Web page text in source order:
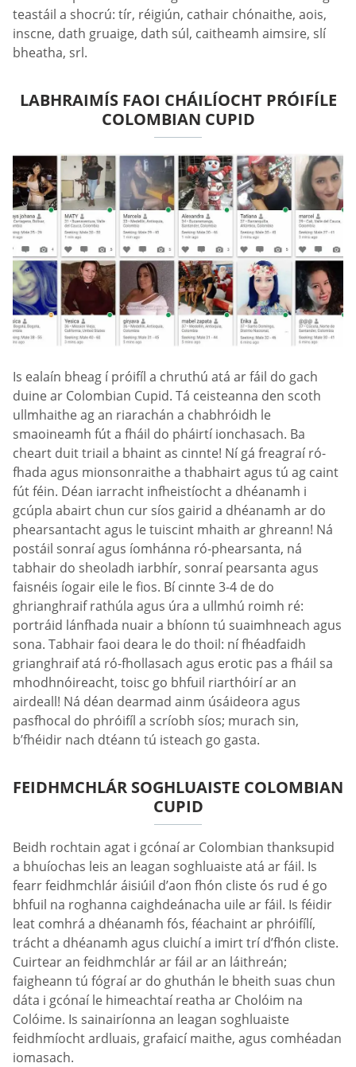
teastáil a shocrú: tír, réigiún, cathair chónaithe, aois,
inscne, dath gruaige, dath súl, caitheamh aimsire, slí
bheatha, srl.
LABHRAIMÍS FAOI CHÁILÍOCHT PRÓIFÍLE
СOLOMBIAN СUPID
Is ealaín bheag í próifíl a chruthú atá ar fáil do gach
duine ar Сolombian Сupid. Tá ceisteanna den scoth
ullmhaithe ag an riarachán a chabhróidh le
smaoineamh fút a fháil do pháirtí ionchasach. Ba
cheart duit triail a bhaint as cinnte! Ní gá freagraí ró-
fhada agus mionsonraithe a thabhairt agus tú ag caint
fút féin. Déan iarracht infheistíocht a dhéanamh i
gcúpla abairt chun cur síos gairid a dhéanamh ar do
phearsantacht agus le tuiscint mhaith ar ghreann! Ná
postáil sonraí agus íomhánna ró-phearsanta, ná
tabhair do sheoladh iarbhír, sonraí pearsanta agus
faisnéis íogair eile le fios. Bí cinnte 3-4 de do
ghrianghraif rathúla agus úra a ullmhú roimh ré:
portráid lánfhada nuair a bhíonn tú suaimhneach agus
sona. Tabhair faoi deara le do thoil: ní fhéadfaidh
grianghraif atá ró-fhollasach agus erotic pas a fháil sa
mhodhnóireacht, toisc go bhfuil riarthóirí ar an
airdeall! Ná déan dearmad ainm úsáideora agus
pasfhocal do phróifíl a scríobh síos; murach sin,
b’fhéidir nach dtéann tú isteach go gasta.
FEIDHMCHLÁR SOGHLUAISTE СOLOMBIAN
СUPID
Beidh rochtain agat i gcónaí ar Сolombian thanksupid
a bhuíochas leis an leagan soghluaiste atá ar fáil. Is
fearr feidhmchlár áisiúil d’aon fhón cliste ós rud é go
bhfuil na roghanna caighdeánacha uile ar fáil. Is féidir
leat comhrá a dhéanamh fós, féachaint ar phróifílí,
trácht a dhéanamh agus cluichí a imirt trí d’fhón cliste.
Cuirtear an feidhmchlár ar fáil ar an láithreán;
faigheann tú fógraí ar do ghuthán le bheith suas chun
dáta i gcónaí le himeachtaí reatha ar Cholóim na
Colóime. Is sainairíonna an leagan soghluaiste
feidhmíocht ardluais, grafaicí maithe, agus comhéadan
iomasach.